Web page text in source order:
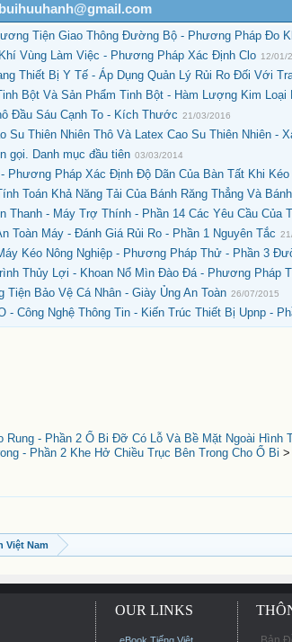
Tiện Giao Thông Đường Bộ - Phương Pháp Đo
Vùng Làm Việc - Phương Pháp Xác Định Clo 12/01/
Thiết Bị Y Tế - Áp Dụng Quản Lý Rủi Ro Đối Với
Bột Và Sản Phẩm Tinh Bột - Hàm Lượng Kim
Đầu Sáu Cạnh To - Kích Thước 21/03/2016
Su Thiên Nhiên Thô Và Latex Cao Su Thiên Nhiên -
gọi. Danh mục đầu tiên 03/03/2014
Phương Pháp Xác Định Độ Dãn Của Bàn Tất Khi Kéo
Toán Khả Năng Tải Của Bánh Răng Thẳng Và
Thanh - Máy Trợ Thính - Phần 14 Các Yêu Cầu Của
Toàn Máy - Đánh Giá Rủi Ro - Phần 1 Nguyên Tắc
Kéo Nông Nghiệp - Phương Pháp Thử - Phần 3
Thủy Lợi - Khoan Nổ Mìn Đào Đá - Phương Pháp
Tiện Bảo Vệ Cá Nhân - Giày Ủng An Toàn 26/07/2015
- Công Nghệ Thông Tin - Kiến Trúc Thiết Bị Upnp -
- Phần 2 Ổ Bi Đỡ Có Lỗ Và Bề Mặt Ngoài Hình
- Phần 2 Khe Hở Chiều Trục Bên Trong Cho Ổ Bi >
Việt Nam
OUR LINKS